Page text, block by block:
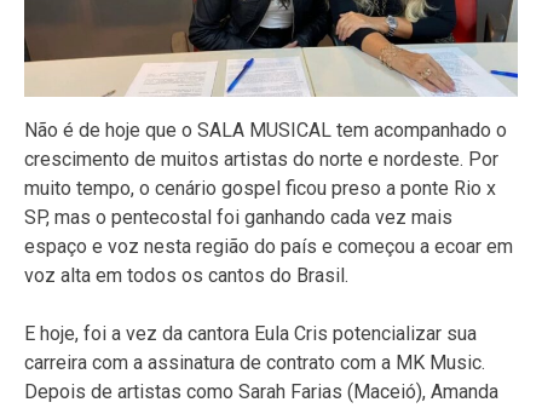
Não é de hoje que o SALA MUSICAL tem acompanhado o
crescimento de muitos artistas do norte e nordeste. Por
muito tempo, o cenário gospel ficou preso a ponte Rio x
SP, mas o pentecostal foi ganhando cada vez mais
espaço e voz nesta região do país e começou a ecoar em
voz alta em todos os cantos do Brasil.
E hoje, foi a vez da cantora Eula Cris potencializar sua
carreira com a assinatura de contrato com a MK Music.
Depois de artistas como Sarah Farias (Maceió), Amanda